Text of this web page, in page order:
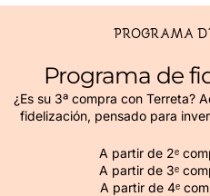
PROGRAMA
Programa de
¿Es su 3ª compra con Terreta?
fidelización, pensado para
A partir de 2ᵉ
A partir de 3ᵉ
A partir de 4ᵉ